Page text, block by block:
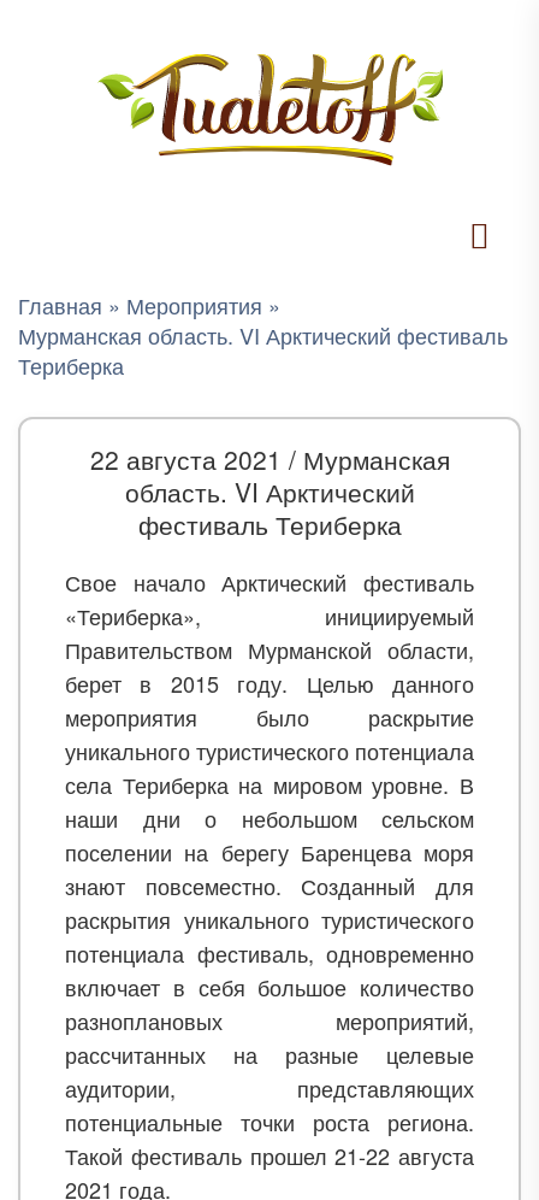
Главная » Мероприятия »
Мурманская область. VI Арктический фестиваль
Териберка
22 августа 2021 /Мурманская
область. VI Арктический
фестиваль Териберка
Свое начало Арктический фестиваль
«Териберка», инициируемый
Правительством Мурманской области,
берет в 2015 году. Целью данного
мероприятия было раскрытие
уникального туристического потенциала
села Териберка на мировом уровне. В
наши дни о небольшом сельском
поселении на берегу Баренцева моря
знают повсеместно. Созданный для
раскрытия уникального туристического
потенциала фестиваль, одновременно
включает в себя большое количество
разноплановых мероприятий,
рассчитанных на разные целевые
аудитории, представляющих
потенциальные точки роста региона.
Такой фестиваль прошел 21-22 августа
2021 года.